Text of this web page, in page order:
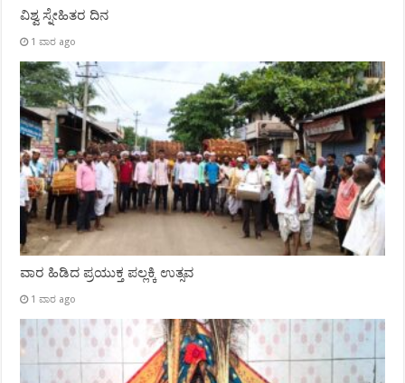
ವಿಶ್ವ ಸ್ನೇಹಿತರ ದಿನ
1 ವಾರ ago
ವಾರ ಹಿಡಿದ ಪ್ರಯುಕ್ತ ಪಲ್ಲಕ್ಕಿ ಉತ್ಸವ
1 ವಾರ ago